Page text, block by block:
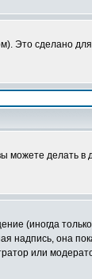
Это сделано
можете делать
(иногда
она
или